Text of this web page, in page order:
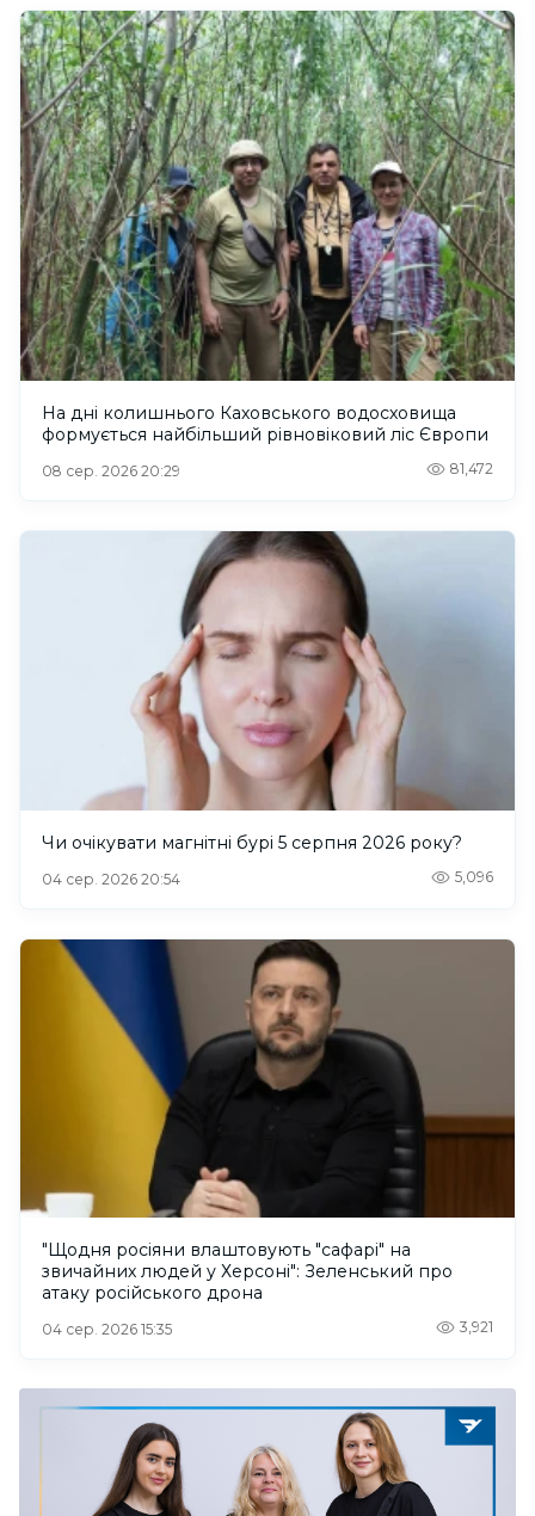
На дні колишнього Каховського водосховища
формується найбільший рівновіковий ліс Європи
08 сер. 2026 20:29 81,472
Чи очікувати магнітні бурі 5 серпня 2026 року?
04 сер. 2026 20:54 5,096
"Щодня росіяни влаштовують "сафарі" на
звичайних людей у Херсоні": Зеленський про
атаку російського дрона
04 сер. 2026 15:35 3,921